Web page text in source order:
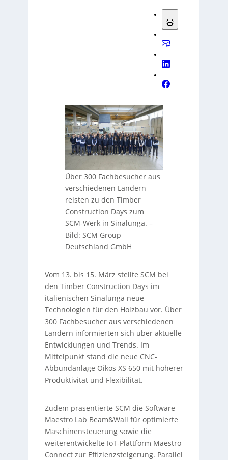
Über 300 Fachbesucher aus
verschiedenen Ländern
reisten zu den Timber
Construction Days zum
SCM-Werk in Sinalunga. –
Bild: SCM Group
Deutschland GmbH
Vom 13. bis 15. März stellte SCM bei
den Timber Construction Days im
italienischen Sinalunga neue
Technologien für den Holzbau vor. Über
300 Fachbesucher aus verschiedenen
Ländern informierten sich über aktuelle
Entwicklungen und Trends. Im
Mittelpunkt stand die neue CNC-
Abbundanlage Oikos XS 650 mit höherer
Produktivität und Flexibilität.
Zudem präsentierte SCM die Software
Maestro Lab Beam&Wall für optimierte
Maschinensteuerung sowie die
weiterentwickelte IoT-Plattform Maestro
Connect zur Effizienzsteigerung. Parallel